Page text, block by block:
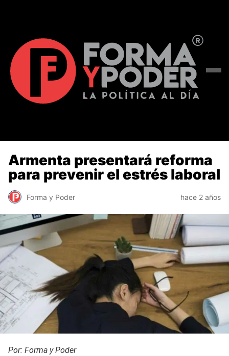
Armenta presentará reforma
para prevenir el estrés laboral
Forma y Poder hace 2 años
Por: Forma y Poder